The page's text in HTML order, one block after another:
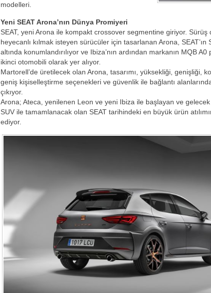
modelleri.
Yeni SEAT Arona’nın Dünya Promiyeri
SEAT, yeni Arona ile kompakt crossover segmentine giriyor.
heyecanlı kılmak isteyen sürücüler için tasarlanan Arona, SEAT’ın
altında konumlandırılıyor ve Ibiza’nın ardından markanın MQB
ikinci otomobili olarak yer alıyor.
Martorell’de üretilecek olan Arona, tasarımı, yüksekliği, genişliği,
geniş kişiselleştirme seçenekleri ve güvenlik ile bağlantı
çıkıyor.
Arona; Ateca, yenilenen Leon ve yeni Ibiza ile başlayan ve
SUV ile tamamlanacak olan SEAT tarihindeki en büyük ürün
ediyor.